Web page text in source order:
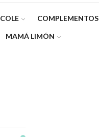
COLE COMPLEMENTOS
MAMÁ LIMÓN